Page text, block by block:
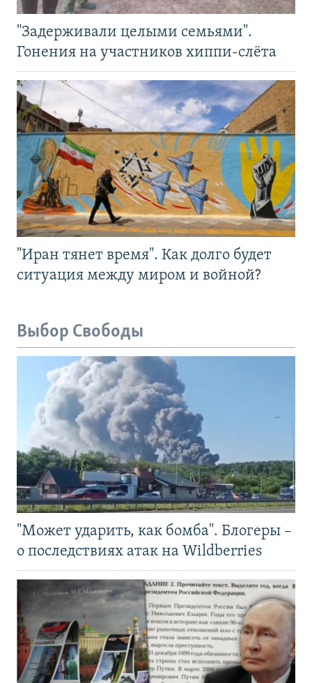
"Задерживали целыми семьями".
Гонения на участников хиппи-слёта
"Иран тянет время". Как долго будет
ситуация между миром и войной?
Выбор Свободы
"Может ударить, как бомба". Блогеры –
о последствиях атак на Wildberries